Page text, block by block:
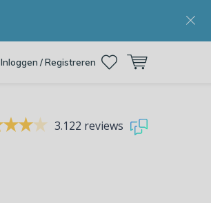
Inloggen / Registreren
3.122 reviews